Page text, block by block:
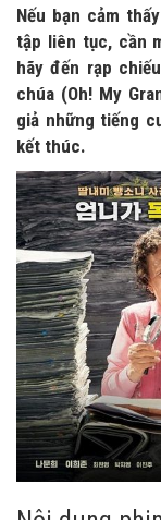
Nếu bạn cảm
tập liên tục, cần
hãy đến rạp
chúa (Oh! My
giả những tiếng
kết thúc.